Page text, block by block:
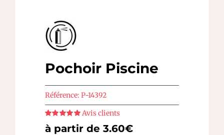
Pochoir Piscine
Référence: P-14392
Note sur 5
Avis clients
à partir de 3.60€